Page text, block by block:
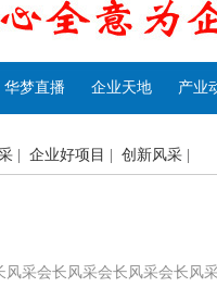
华梦直播 企业天地 产业
企业好项目 创新风采
风采会长风采会长风采会长风